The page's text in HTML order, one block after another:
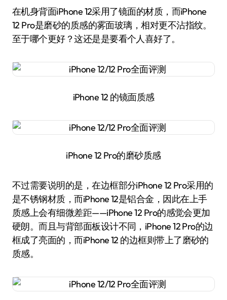
在机身背面iPhone 12采用了镜面的材质，而iPhone
12 Pro是磨砂的质感的雾面玻璃，相对更不沾指纹。
至于哪个更好？这还是是要看个人喜好了。
iPhone 12 的镜面质感
iPhone 12 Pro的磨砂质感
不过需要说明的是，在边框部分iPhone 12 Pro采用的
是不锈钢材质，而iPhone 12是铝合金，因此在上手
质感上会有细微差距——iPhone 12 Pro的感觉会更加
硬朗。而且与背部面板设计不同，iPhone 12 Pro的边
框成了亮面的，而iPhone 12 的边框则带上了磨砂的
质感。